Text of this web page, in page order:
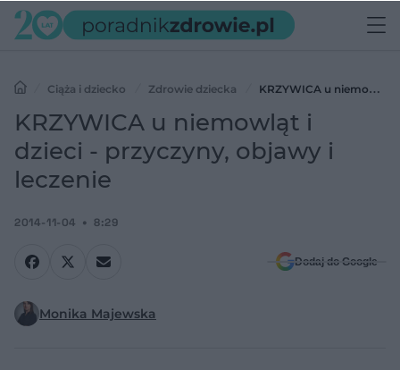
Ciąża i dziecko Zdrowie dziecka
KRZYWICA u niemowląt
i dzieci - przyczyny, objawy i leczenie
KRZYWICA u niemowląt i
dzieci - przyczyny, objawy i
leczenie
2014-11-04 8:29
Dodaj do Google
Monika Majewska